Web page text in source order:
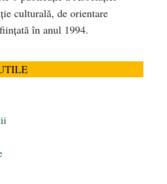
culturală, de orientare
în anul 1994.